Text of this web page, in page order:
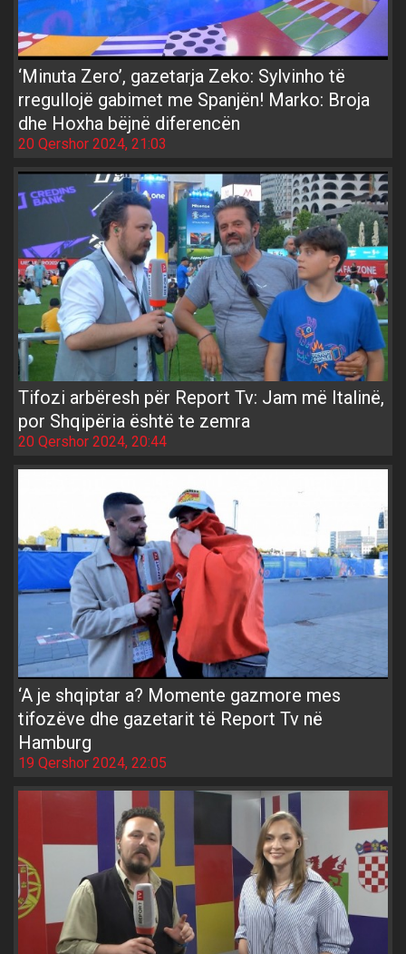
‘Minuta Zero’, gazetarja Zeko: Sylvinho të
rregullojë gabimet me Spanjën! Marko: Broja
dhe Hoxha bëjnë diferencën
20 Qershor 2024, 21:03
Tifozi arbëresh për Report Tv: Jam më Italinë,
por Shqipëria është te zemra
20 Qershor 2024, 20:44
‘A je shqiptar a? Momente gazmore mes
tifozëve dhe gazetarit të Report Tv në
Hamburg
19 Qershor 2024, 22:05